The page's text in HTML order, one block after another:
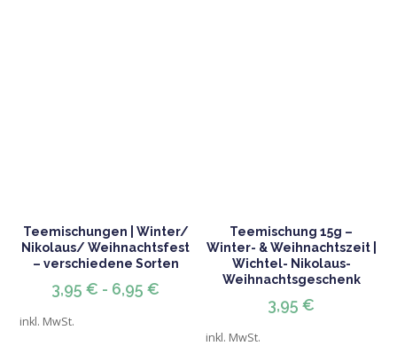
Teemischungen | Winter/
Nikolaus/ Weihnachtsfest
– verschiedene Sorten
3,95€ - 6,95€
inkl. MwSt.
Teemischung 15g –
Winter- & Weihnachtszeit |
Wichtel- Nikolaus-
Weihnachtsgeschenk
3,95€
inkl. MwSt.